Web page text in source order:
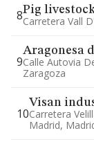
8Pig
Carretera Vall
9
Aragonesa
Calle Autovia
Zaragoza
10
Visan
Carretera
Madrid,